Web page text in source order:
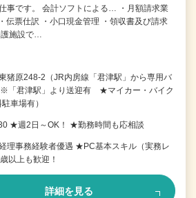
事です。 会計ソフトによる… ・月額請求業
伝票仕訳 ・小口現金管理 ・領収書及び請求
施設で…
猪原248-2（JR内房線「君津駅」から専用バ
※「君津駅」より送迎有 ★マイカー・バイク
車場有）
★週2日～OK！ ★勤務時間も応相談
理事務経験者優遇 ★PC基本スキル（実務レ
上も歓迎！
詳細を見る